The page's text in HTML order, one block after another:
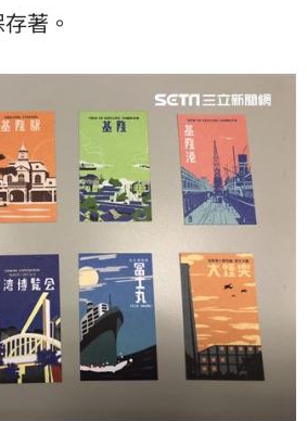
著。